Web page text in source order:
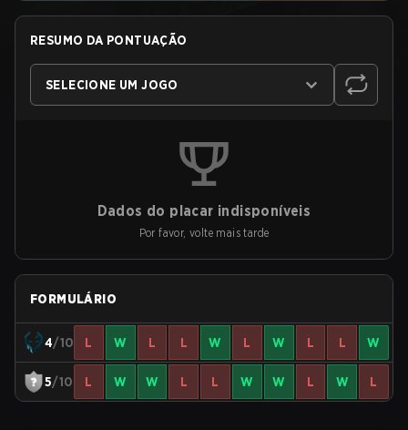
RESUMO DA PONTUAÇÃO
SELECIONE UM JOGO
Dados do placar indisponíveis
Por favor, volte mais tarde
FORMULÁRIO
4/10 L W L L W L W L L W
5/10 L W W L L W W L W L